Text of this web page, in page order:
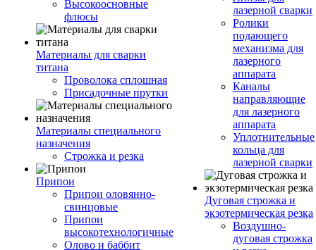
Высокоосновные
флюсы
Материалы для сварки
титана
Проволока сплошная
Присадочные прутки
Материалы специального
назначения
Строжка и резка
Припои
Припои оловянно-
свинцовые
Припои
высокотехнологичные
Олово и баббит
лазерной сварки
Ролики
подающего
механизма для
лазерного
аппарата
Каналы
направляющие
для лазерного
аппарата
Уплотнительные
кольца для
лазерной сварки
Дуговая строжка и
экзотермическая резка
Воздушно-
дуговая строжка